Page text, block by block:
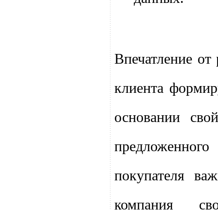
Впечатление
клиента
основании
покупателя
компания